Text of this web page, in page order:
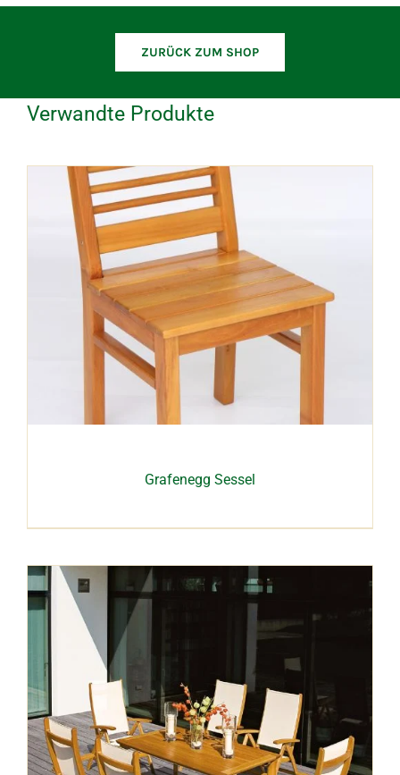
ZURÜCK ZUM SHOP
Verwandte Produkte
Grafenegg Sessel